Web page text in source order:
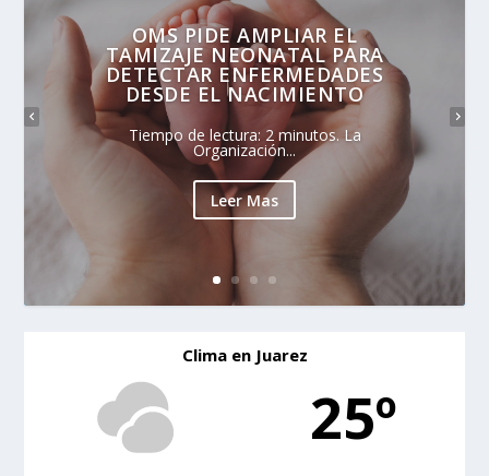
OMS PIDE AMPLIAR EL
TAMIZAJE NEONATAL PARA
DETECTAR ENFERMEDADES
DESDE EL NACIMIENTO
Tiempo de lectura: 2 minutos. La
Organización...
Leer Mas
Clima en Juarez
25º